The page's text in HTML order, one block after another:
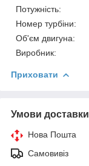
Потужність:
Номер турбіни:
Об'єм двигуна:
Виробник:
Приховати
Умови доставки
Нова Пошта
Самовивіз